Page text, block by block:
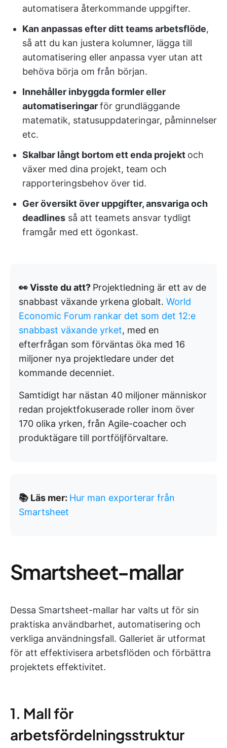
automatisera återkommande uppgifter.
Kan anpassas efter ditt teams arbetsflöde,
så att du kan justera kolumner, lägga till
automatisering eller anpassa vyer utan att
behöva börja om från början.
Innehåller inbyggda formler eller
automatiseringarför grundläggande
matematik, statusuppdateringar, påminnelser
etc.
Skalbar långt bortom ett enda projekt och
växer med dina projekt, team och
rapporteringsbehov över tid.
Ger översikt över uppgifter, ansvariga och
deadlines så att teamets ansvar tydligt
framgår med ett ögonkast.
👀 Visste du att? Projektledning är ett av de
snabbast växande yrkena globalt. World
Economic Forum rankar det som det 12:e
snabbast växande yrket, med en
efterfrågan som förväntas öka med 16
miljoner nya projektledare under det
kommande decenniet.
Samtidigt har nästan 40 miljoner människor
redan projektfokuserade roller inom över
170 olika yrken, från Agile-coacher och
produktägare till portföljförvaltare.
📚 Läs mer: Hur man exporterar från
Smartsheet
Smartsheet-mallar
Dessa Smartsheet-mallar har valts ut för sin
praktiska användbarhet, automatisering och
verkliga användningsfall. Galleriet är utformat
för att effektivisera arbetsflöden och förbättra
projektets effektivitet.
1. Mall för
arbetsfördelningsstruktur